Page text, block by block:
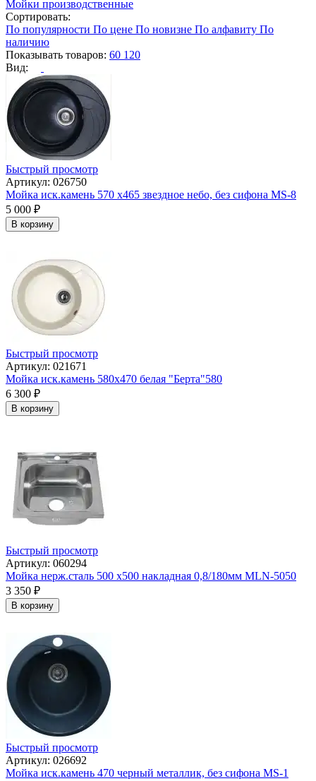
Мойки производственные
Сортировать:
По популярности По цене По новизне По алфавиту По
наличию
Показывать товаров: 60 120
Вид:
Быстрый просмотр
Артикул: 026750
Мойка иск.камень 570 х465 звездное небо, без сифона МS-8
5 000 ₽
В корзину
Быстрый просмотр
Артикул: 021671
Мойка иск.камень 580х470 белая "Берта"580
6 300 ₽
В корзину
Быстрый просмотр
Артикул: 060294
Мойка нерж.сталь 500 х500 накладная 0,8/180мм MLN-5050
3 350 ₽
В корзину
Быстрый просмотр
Артикул: 026692
Мойка иск.камень 470 черный металлик, без сифона МS-1